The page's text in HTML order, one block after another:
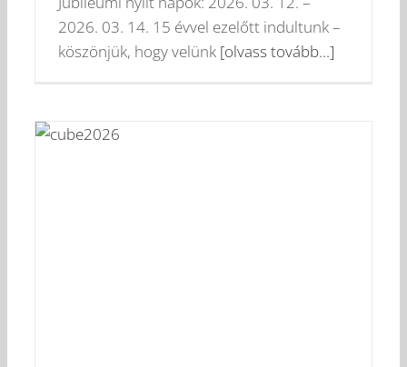
2026. 03. 14. 15 évvel ezelőtt indultunk –
köszönjük, hogy velünk [olvass tovább...]